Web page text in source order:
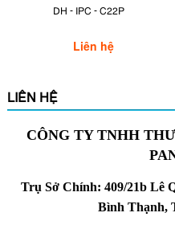
DH - IPC - C22P
Liên hệ
LIÊN HỆ
CÔNG TY TNHH
Trụ Sở Chính: 409/21b Lê
Bình Thạnh,